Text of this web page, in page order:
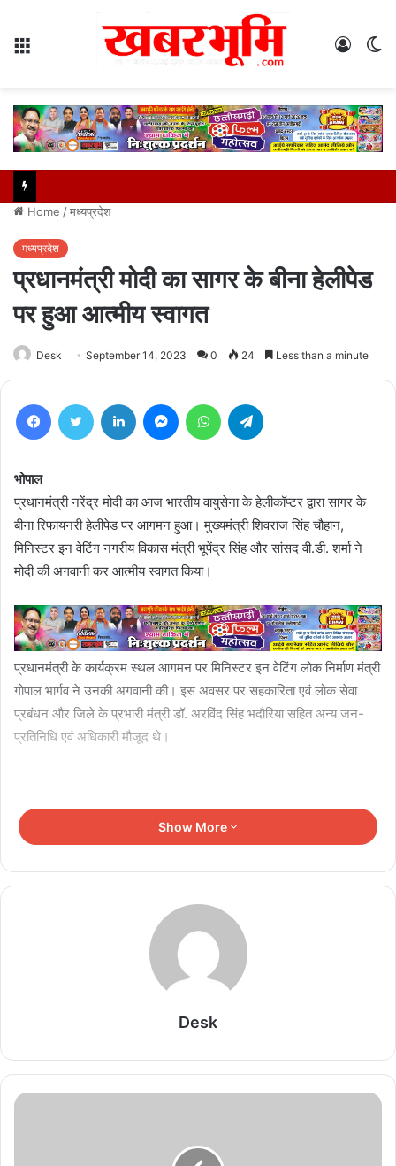
Log
Home /मध्यप्रदेश
मध्यप्रदेश
प्रधानमंत्री मोदी का सागर के बीना हेलीपेड
पर हुआ आत्मीय स्वागत
Desk September 14, 2023 0 24 Less than a minute
FacebookTwitter LinkedIn MessengerWhatsApp
भोपाल
प्रधानमंत्री नरेंद्र मोदी का आज भारतीय वायुसेना के हेलीकॉप्टर द्वारा सागर के
बीना रिफायनरी हेलीपेड पर आगमन हुआ। मुख्यमंत्री शिवराज सिंह चौहान,
मिनिस्टर इन वेटिंग नगरीय विकास मंत्री भूपेंद्र सिंह और सांसद वी.डी. शर्मा ने
मोदी की अगवानी कर आत्मीय स्वागत किया।
प्रधानमंत्री के कार्यक्रम स्थल आगमन पर मिनिस्टर इन वेटिंग लोक निर्माण मंत्री
गोपाल भार्गव ने उनकी अगवानी की। इस अवसर पर सहकारिता एवं लोक सेवा
प्रबंधन और जिले के प्रभारी मंत्री डॉ. अरविंद सिंह भदौरिया सहित अन्य जन-
प्रतिनिधि एवं अधिकारी मौजूद थे।
Related Articles
बड़ी राहत, ग्रामीण सेवा पर मिलेगा 100% लोन माफ
August 7, 2026
तीन वर्षीय रोलिंग बजट पर होगा फोकस
August 6, 2026
August 6, 2026
सुरक्षा एवं सामाजिक उत्तरदायित्व विकसित करने हेतु प्रत्येक
Show More
Desk